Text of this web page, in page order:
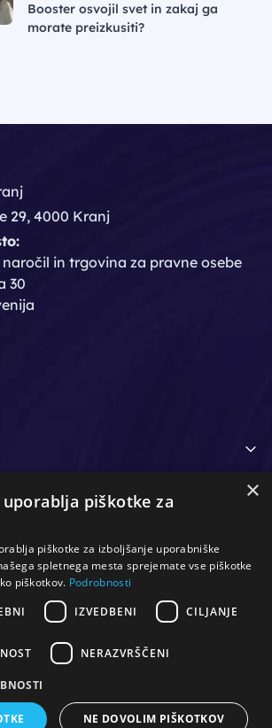
Booster osvojil svet in zakaj ga
morate preizkusiti?
29, 4000 Kranj
in trgovina za pravne osebe
30
Roke & nohti / Orodje - kozmetično /
/ Čistoča & zaščita / Ostalo
×
piškotke za
piškotke za izboljšanje uporabniške
spletnega mesta sprejemate vse piškotke
piškotkov. Podrobnosti
IZVEDBENI CILJANJE
NERAZVRŠČENI
NE DOVOLIM PIŠKOTKOV